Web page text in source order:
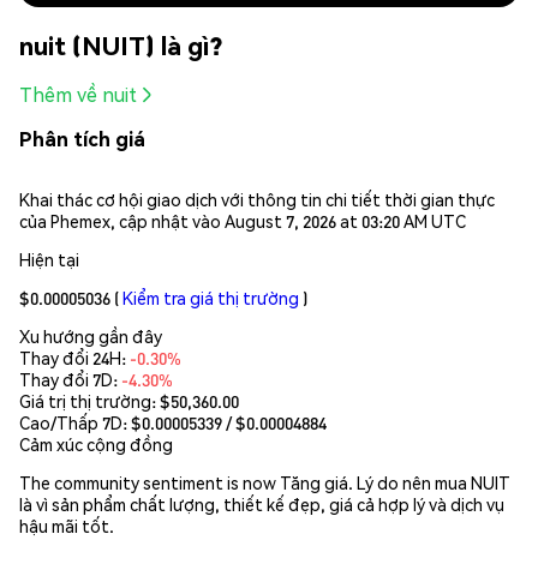
nuit (NUIT) là gì?
Thêm về nuit
Phân tích giá
Khai thác cơ hội giao dịch với thông tin chi tiết thời gian thực
của Phemex, cập nhật vào August 7, 2026 at 03:20 AM UTC
Hiện tại
$0.00005036 (Kiểm tra giá thị trường )
Xu hướng gần đây
Thay đổi 24H: -0.30%
Thay đổi 7D: -4.30%
Giá trị thị trường:$50,360.00
Cao/Thấp 7D: $0.00005339/ $0.00004884
Cảm xúc cộng đồng
The community sentiment is now Tăng giá. Lý do nên mua NUIT
là vì sản phẩm chất lượng, thiết kế đẹp, giá cả hợp lý và dịch vụ
hậu mãi tốt.